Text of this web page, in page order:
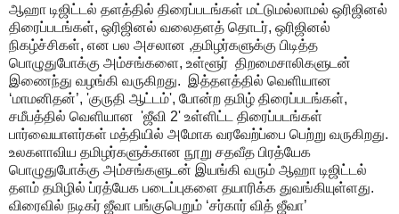
ஆஹா டிஜிட்டல் தளத்தில் திரைப்படங்கள் மட்டுமல்லாமல் ஒரிஜினல்
திரைப்படங்கள், ஒரிஜினல் வலைதளத் தொடர், ஒரிஜினல்
நிகழ்ச்சிகள், என பல அசலான ,தமிழர்களுக்கு பிடித்த
பொழுதுபோக்கு அம்சங்களை, உள்ளூர் திறமைசாலிகளுடன்
இணைந்து வழங்கி வருகிறது. இத்தளத்தில் வெளியான
‘மாமனிதன்’, 'குருதி ஆட்டம்', போன்ற தமிழ் திரைப்படங்கள்,
சமீபத்தில் வெளியான 'ஜீவி 2' உள்ளிட்ட திரைப்படங்கள்
பார்வையாளர்கள் மத்தியில் அமோக வரவேற்ப்பை பெற்று வருகிறது.
உலகளாவிய தமிழர்களுக்கான நூறு சதவீத பிரத்யேக
பொழுதுபோக்கு அம்சங்களுடன் இயங்கி வரும் ஆஹா டிஜிட்டல்
தளம் தமிழில் ப்ரத்யேக படைப்புகளை தயாரிக்க துவங்கியுள்ளது.
விரைவில் நடிகர் ஜீவா பங்குபெறும் ‘சர்கார் வித் ஜீவா’